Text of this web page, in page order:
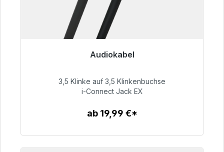
Audiokabel
51,99 €
3,5 Klinke auf 3,5 Klinkenbuchse
i-Connect Jack EX
ab 19,99 €*